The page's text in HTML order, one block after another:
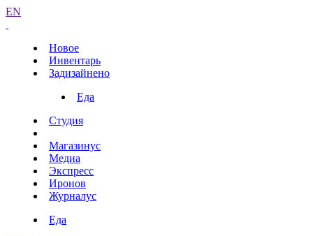
EN
Новое
Инвентарь
Задизайнено
Еда
Студия
Магазинус
Медиа
Экспресс
Иронов
Журналус
Еда